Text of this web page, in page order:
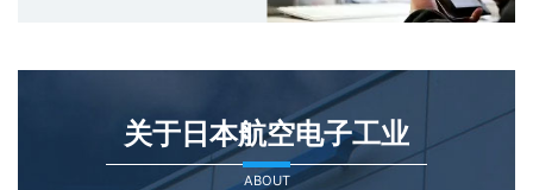
关于日本航空电子工业
ABOUT